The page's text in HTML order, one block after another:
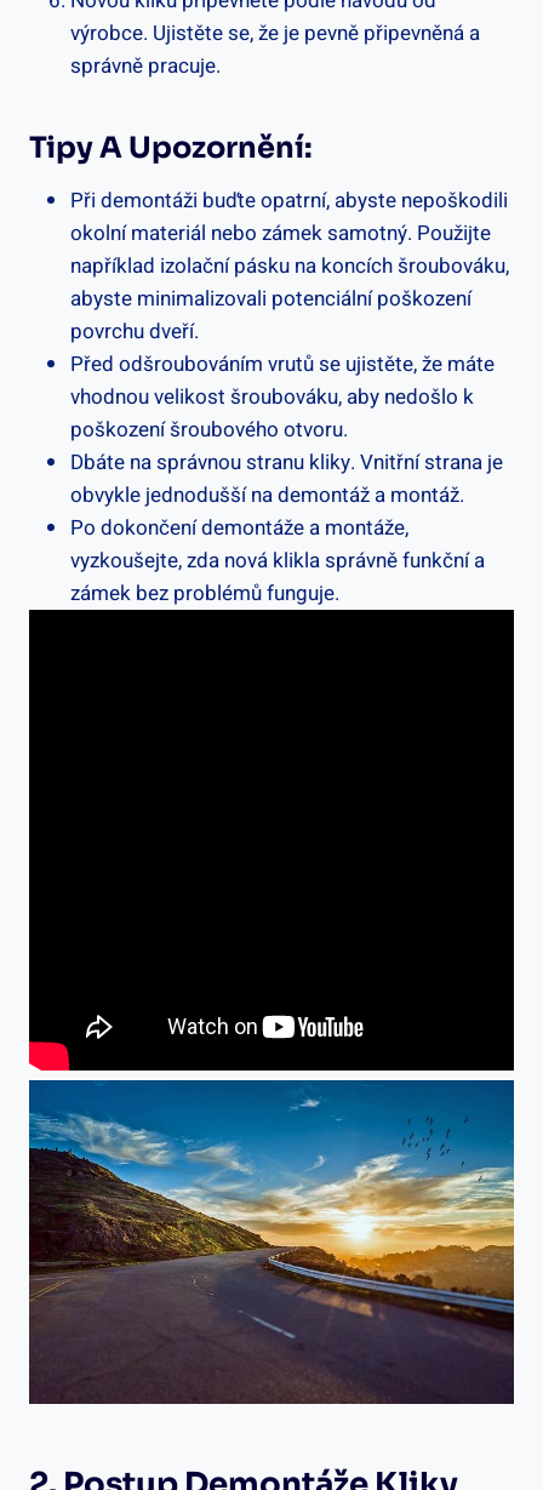
výrobce. Ujistěte se, že je pevně připevněná a
správně pracuje.
Tipy A Upozornění:
Při demontáži buďte opatrní, abyste nepoškodili
okolní materiál nebo zámek samotný. Použijte
například izolační pásku na koncích šroubováku,
abyste minimalizovali potenciální poškození
povrchu dveří.
Před odšroubováním vrutů se ujistěte, že máte
vhodnou velikost šroubováku, aby nedošlo k
poškození šroubového otvoru.
Dbáte na správnou stranu kliky. Vnitřní strana je
obvykle jednodušší na demontáž a montáž.
Po dokončení demontáže a montáže,
vyzkoušejte, zda nová klikla správně funkční a
zámek bez problémů funguje.